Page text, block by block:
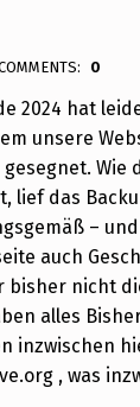
0
2024 hat
unsere
Wie
lief das
–
auch
bisher nicht
alles
inzwischen
, was